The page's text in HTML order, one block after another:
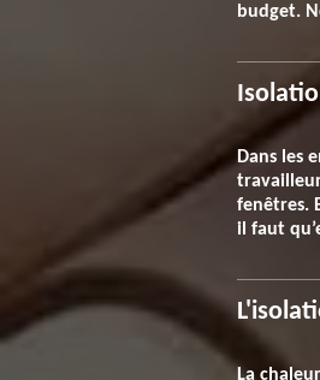
budget.
Dans les
fenêtres.
il faut
La